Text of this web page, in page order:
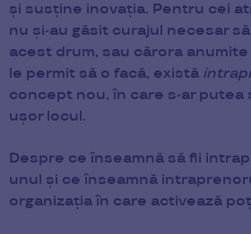
și susține inovația. Pentru cei
nu și-au găsit curajul necesar
acest drum, sau cărora
le permit să o facă, există
concept nou, în care s-ar putea
ușor locul.
Despre ce înseamnă să fii
unul și ce înseamnă
organizația în care activează